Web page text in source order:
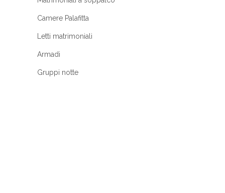
Camere Palafitta
Letti matrimoniali
Armadi
Gruppi notte